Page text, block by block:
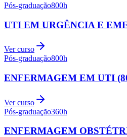
Pós-graduação800h
UTI EM URGÊNCIA E
Ver curso
Pós-graduação800h
ENFERMAGEM EM UTI
Ver curso
Pós-graduação360h
ENFERMAGEM